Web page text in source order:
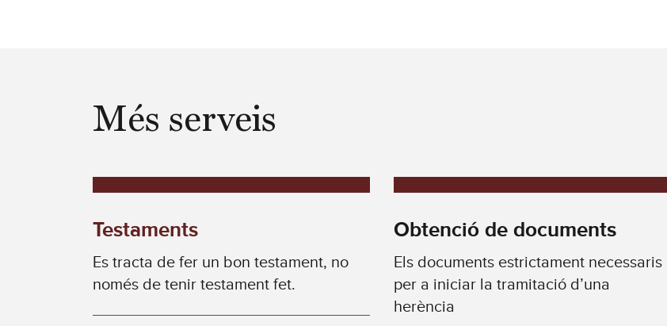
Més serveis
Testaments
Es tracta de fer un bon testament, no
només de tenir testament fet.
Obtenció de documents
Els documents estrictament necessaris
per a iniciar la tramitació d’una
herència